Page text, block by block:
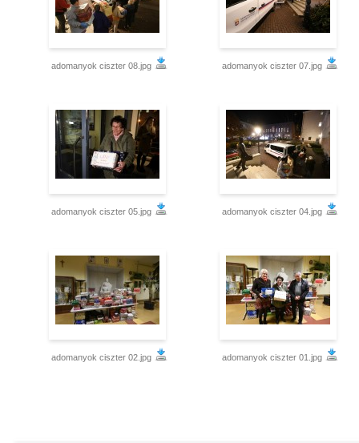
adomanyok ciszter 08.jpg adomanyok ciszter 07.jpg
adomanyok ciszter 05.jpg adomanyok ciszter 04.jpg
adomanyok ciszter 02.jpg adomanyok ciszter 01.jpg